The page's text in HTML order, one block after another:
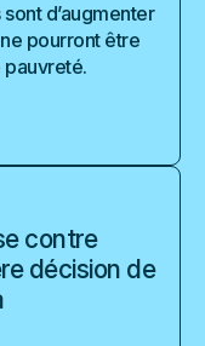
d’augmenter
pourront être
pauvreté.
contre
décision de